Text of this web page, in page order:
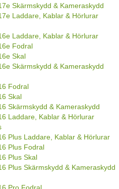
Skärmskydd & Kameraskydd
Laddare, Kablar & Hörlurar
Laddare, Kablar & Hörlurar
Fodral
Skal
Skärmskydd & Kameraskydd
Fodral
Skal
Skärmskydd & Kameraskydd
Laddare, Kablar & Hörlurar
Plus Laddare, Kablar & Hörlurar
Plus Fodral
Plus Skal
Plus Skärmskydd & Kameraskydd